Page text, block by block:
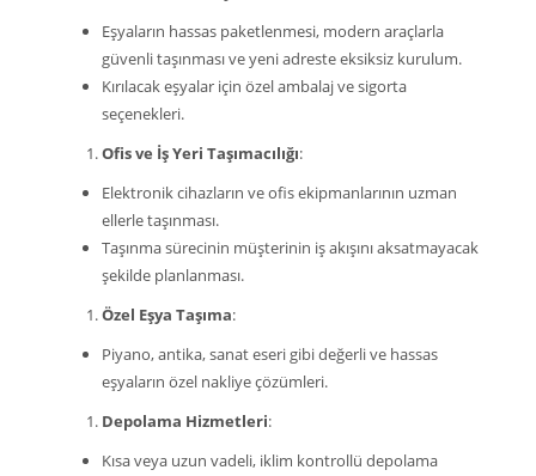
Eşyaların hassas paketlenmesi, modern araçlarla
güvenli taşınması ve yeni adreste eksiksiz kurulum.
Kırılacak eşyalar için özel ambalaj ve sigorta
seçenekleri.
Ofis ve İş Yeri Taşımacılığı:
Elektronik cihazların ve ofis ekipmanlarının uzman
ellerle taşınması.
Taşınma sürecinin müşterinin iş akışını aksatmayacak
şekilde planlanması.
Özel Eşya Taşıma:
Piyano, antika, sanat eseri gibi değerli ve hassas
eşyaların özel nakliye çözümleri.
Depolama Hizmetleri:
Kısa veya uzun vadeli, iklim kontrollü depolama